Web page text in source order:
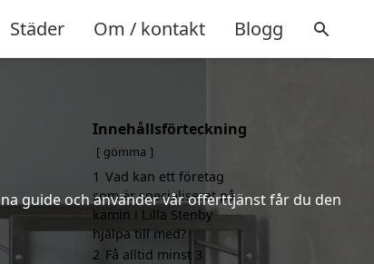
Städer Om / kontakt Blogg
guide och använder vår offerttjänst får du den
Innehållsförteckning
gömma
1 Vad kan ett företag
som är specialiserat på
kamin i Lilla Stenby
hjälpa till med?
2 Få alltid minst 3